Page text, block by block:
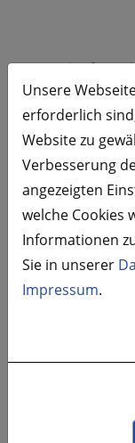
Das
Begonnen mit
Stand und
ausgewertet.
Kindernin
pädagogischer
Ihrer Praxis
zum Projekt
Projektbeirat
Träger, Politik
Projekt
Unsere
erforderlich
Website zu
Verbesserung
angezeigten
welche Cookies
Informationen
Sie in unserer
Impressum.